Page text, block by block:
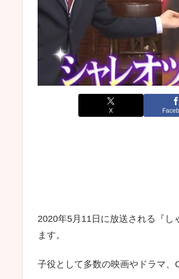
X
2020年5月11日に放送される『し
ます。
子役として多数の映画やドラマ、